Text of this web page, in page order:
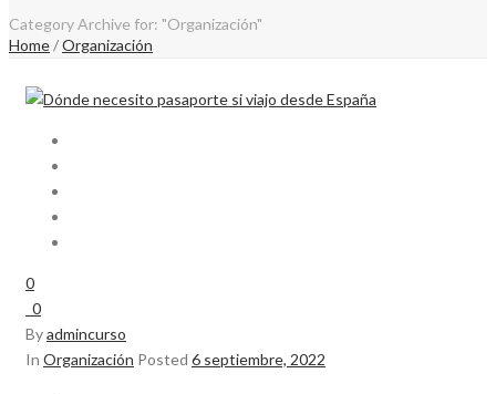
Category Archive for: "Organización"
Home/Organización
0
0
Byadmincurso
In Organización Posted 6 septiembre, 2022